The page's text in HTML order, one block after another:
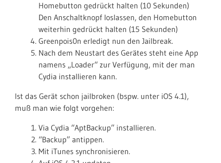
Homebutton gedrückt halten (10 Sekunden)
Den Anschaltknopf loslassen, den Homebutton
weiterhin gedrückt halten (15 Sekunden)
Greenpois0n erledigt nun den Jailbreak.
Nach dem Neustart des Gerätes steht eine App
namens „Loader“ zur Verfügung, mit der man
Cydia installieren kann.
Ist das Gerät schon jailbroken (bspw. unter iOS 4.1),
muß man wie folgt vorgehen:
Via Cydia “AptBackup” installieren.
“Backup” antippen.
Mit iTunes synchronisieren.